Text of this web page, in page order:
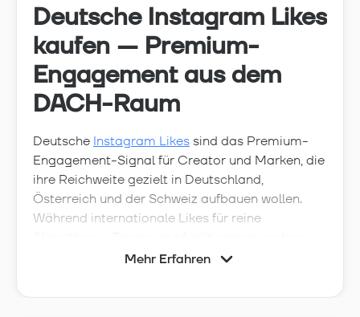
Deutsche Instagram Likes
kaufen — Premium-
Engagement aus dem
DACH-Raum
Deutsche Instagram Likes sind das Premium-
Engagement-Signal für Creator und Marken, die
ihre Reichweite gezielt in Deutschland,
Österreich und der Schweiz aufbauen wollen.
Während internationale Likes für reine
deutschsprachige Likes deinem Profil das
Mehr Erfahren